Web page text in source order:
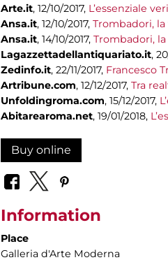
Arte.it, 12/10/2017, L’essenziale
Ansa.it, 12/10/2017, Trombadori,
Ansa.it, 14/10/2017, Trombadori,
Lagazzettadellantiquariato.it,
Zedinfo.it, 22/11/2017, Francesco
Artribune.com, 12/12/2017, Tra
Unfoldingroma.com, 15/12/2017,
Abitarearoma.net, 19/01/2018,
Buy online
Information
Place
Galleria d'Arte Moderna